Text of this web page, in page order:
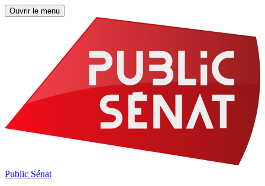
Ouvrir le menu
Public Sénat